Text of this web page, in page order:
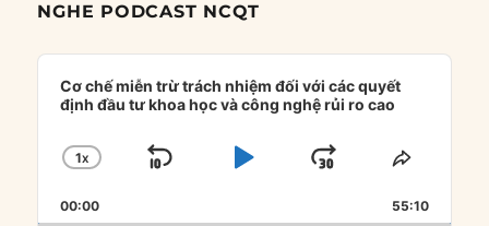
NGHE PODCAST NCQT
Audio
Player
Cơ chế miễn trừ trách nhiệm đối với các quyết
định đầu tư khoa học và công nghệ rủi ro cao
CHANGE
RATE
1X
SKIP
PLAYJUMP
FORWARD
SHARE
00:00 55:10